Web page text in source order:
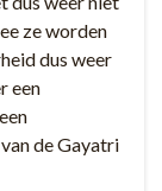
ze worden
dus weer
een
de Gayatri